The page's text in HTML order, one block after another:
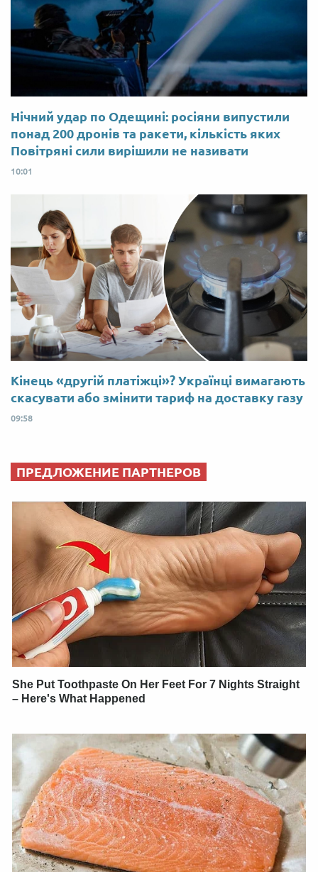
Нічний удар по Одещині: росіяни випустили
понад 200 дронів та ракети, кількість яких
Повітряні сили вирішили не називати
10:01
Кінець «другій платіжці»? Українці вимагають
скасувати або змінити тариф на доставку газу
09:58
ПРЕДЛОЖЕНИЕ ПАРТНЕРОВ
She Put Toothpaste On Her Feet For 7 Nights Straight
– Here's What Happened